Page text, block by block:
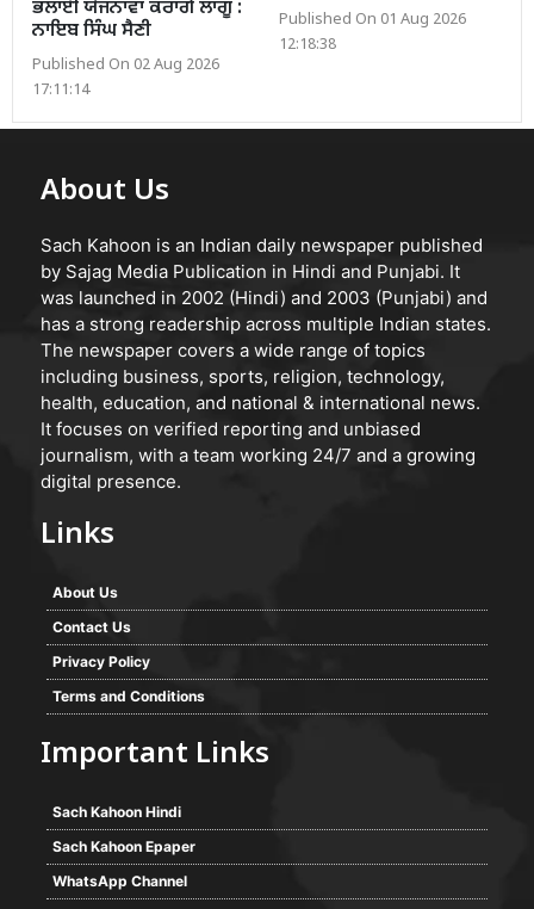
ਭਲਾਈ ਯੋਜਨਾਵਾਂ ਕਰਾਂਗੇ ਲਾਗੂ :
ਨਾਇਬ ਸਿੰਘ ਸੈਣੀ
Published On 02 Aug 2026
17:11:14
Published On 01 Aug 2026
12:18:38
About Us
Sach Kahoon is an Indian daily newspaper published
by Sajag Media Publication in Hindi and Punjabi. It
was launched in 2002 (Hindi) and 2003 (Punjabi) and
has a strong readership across multiple Indian states.
The newspaper covers a wide range of topics
including business, sports, religion, technology,
health, education, and national & international news.
It focuses on verified reporting and unbiased
journalism, with a team working 24/7 and a growing
digital presence.
Links
About Us
Contact Us
Privacy Policy
Terms and Conditions
Important Links
Sach Kahoon Hindi
Sach Kahoon Epaper
WhatsApp Channel